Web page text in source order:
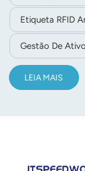
Etiqueta RFID
Gestão De
LEIA MAIS